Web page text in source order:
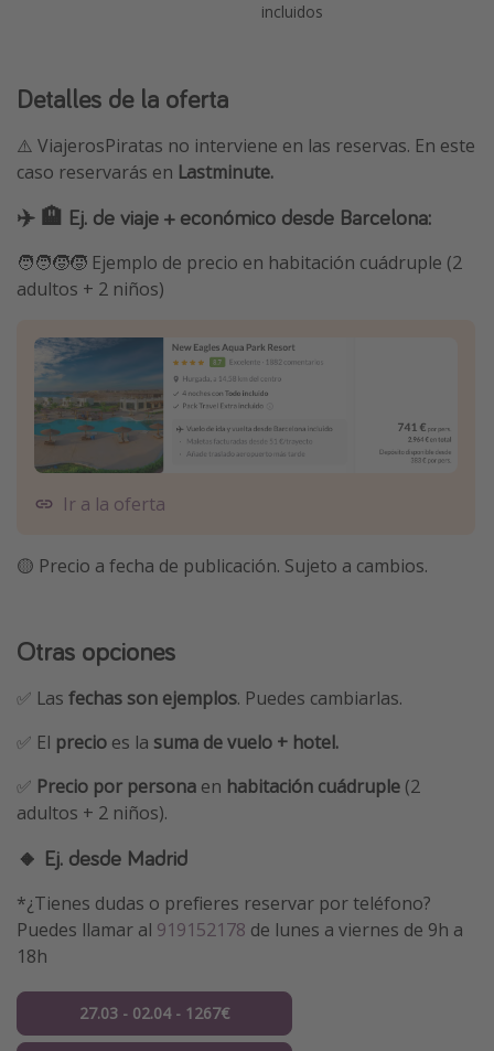
incluidos
Detalles de la oferta
⚠️ ViajerosPiratas no interviene en las reservas. En este
caso reservarás en Lastminute.
✈️ 🏨 Ej. de viaje + económico desde Barcelona:
🧑‍🧑‍🧒‍🧒 Ejemplo de precio en habitación cuádruple (2
adultos + 2 niños)
Ir a la oferta
🟡 Precio a fecha de publicación. Sujeto a cambios.
Otras opciones
✅ Las fechas son ejemplos. Puedes cambiarlas.
✅ El precio es la suma de vuelo + hotel.
✅ Precio por persona en habitación cuádruple (2
adultos + 2 niños).
🔸 Ej. desde Madrid
*¿Tienes dudas o prefieres reservar por teléfono?
Puedes llamar al 919152178 de lunes a viernes de 9h a
18h
27.03 - 02.04 - 1267€